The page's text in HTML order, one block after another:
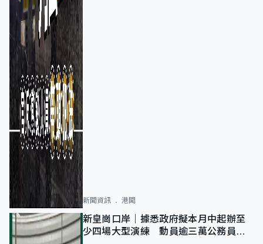
新聞資訊 港聞
新皇崗口岸｜據悉政府擬本月中起辦至
少四場大型演練 動員逾三萬公務員人